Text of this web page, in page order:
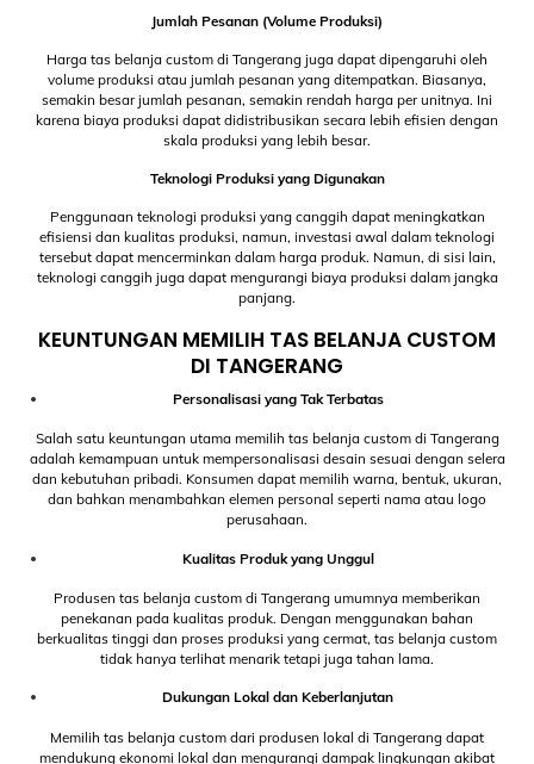
Jumlah Pesanan (Volume Produksi)
Harga tas belanja custom di Tangerang juga dapat dipengaruhi oleh
volume produksi atau jumlah pesanan yang ditempatkan. Biasanya,
semakin besar jumlah pesanan, semakin rendah harga per unitnya. Ini
karena biaya produksi dapat didistribusikan secara lebih efisien dengan
skala produksi yang lebih besar.
Teknologi Produksi yang Digunakan
Penggunaan teknologi produksi yang canggih dapat meningkatkan
efisiensi dan kualitas produksi, namun, investasi awal dalam teknologi
tersebut dapat mencerminkan dalam harga produk. Namun, di sisi lain,
teknologi canggih juga dapat mengurangi biaya produksi dalam jangka
panjang.
KEUNTUNGAN MEMILIH TAS BELANJA CUSTOM
DI TANGERANG
Personalisasi yang Tak Terbatas
Salah satu keuntungan utama memilih tas belanja custom di Tangerang
adalah kemampuan untuk mempersonalisasi desain sesuai dengan selera
dan kebutuhan pribadi. Konsumen dapat memilih warna, bentuk, ukuran,
dan bahkan menambahkan elemen personal seperti nama atau logo
perusahaan.
Kualitas Produk yang Unggul
Produsen tas belanja custom di Tangerang umumnya memberikan
penekanan pada kualitas produk. Dengan menggunakan bahan
berkualitas tinggi dan proses produksi yang cermat, tas belanja custom
tidak hanya terlihat menarik tetapi juga tahan lama.
Dukungan Lokal dan Keberlanjutan
Memilih tas belanja custom dari produsen lokal di Tangerang dapat
mendukung ekonomi lokal dan mengurangi dampak lingkungan akibat